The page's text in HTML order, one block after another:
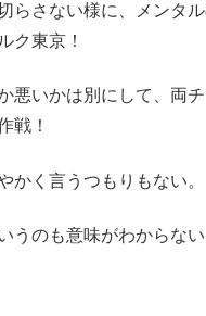
らさない様に、メンタ
ク東京！
悪いかは別にして、両
戦！
かく言うつもりもない。
うのも意味がわからない